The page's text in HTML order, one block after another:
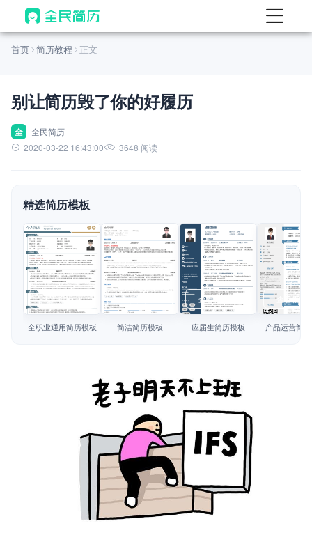
首页
AI 生成简历
AI 优化简历
AI 翻译简历
AI 模拟面试
面试自我介绍
AI 职场工具 New
简历模板
简历教程
首页 简历教程 正文
别让简历毁了你的好履历
全
全民简历
2020-03-22 16:43:00
3648 阅读
精选简历模板
查看模板
全职业通用简历模板
查看模板
简洁简历模板
查看模板
应届生简历模板
查看模板
产品运营简